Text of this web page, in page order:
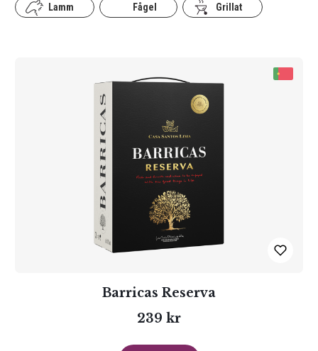
Lamm Fågel Grillat
Barricas Reserva
239 kr